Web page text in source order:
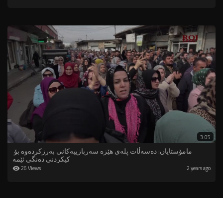
3:05
کپکردنى دەنگی ئێمە
26 Views 2 years ago